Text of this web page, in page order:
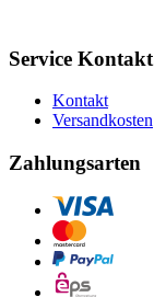
Service Kontakt
Kontakt
Versandkosten
Zahlungsarten